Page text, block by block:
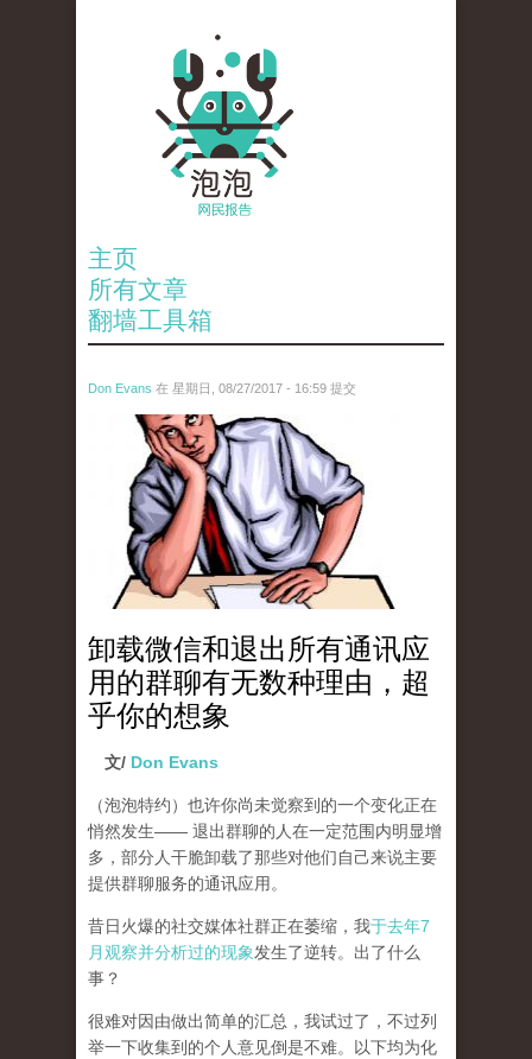
主页
所有文章
翻墙工具箱
Don Evans 在 星期日, 08/27/2017 - 16:59 提交
wechatimg841.jpeg
卸载微信和退出所有通讯应
用的群聊有无数种理由，超
乎你的想象
文/ Don Evans
（泡泡特约） 也许你尚未觉察到的一个变化正在
悄然发生—— 退出群聊的人在一定范围内明显增
多，部分人干脆卸载了那些对他们自己来说主要
提供群聊服务的通讯应用。
昔日火爆的社交媒体社群正在萎缩，我于去年7
月观察并分析过的现象发生了逆转。出了什么
事？
很难对因由做出简单的汇总，我试过了，不过列
举一下收集到的个人意见倒是不难。以下均为化